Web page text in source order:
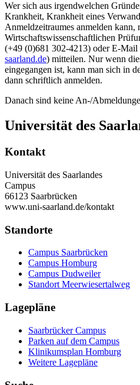
Wer sich aus irgendwelchen
Krankheit, Krankheit eines
Anmeldzeitraumes anmelden kann,
Wirtschaftswissenschaftlichen
(+49 (0)681 302-4213) oder E-Mail
saarland.de) mitteilen. Nur wenn
eingegangen ist, kann man sich in
dann schriftlich anmelden.
Danach sind keine An-/
Universität des
Kontakt
Universität des Saarlandes
Campus
66123 Saarbrücken
www.uni-saarland.de/kontakt
Standorte
Campus Saarbrücken
Campus Homburg
Campus Dudweiler
Standort Meerwiesertalweg
Lagepläne
Saarbrücker Campus
Parken auf dem Campus
Klinikumsplan Homburg
Weitere Lagepläne